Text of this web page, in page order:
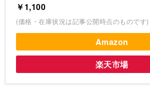
￥1,100
(価格・在庫状況は記事公開時点のものです)
Amazon
楽天市場